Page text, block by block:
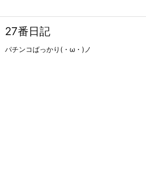
27番日記
パチンコばっかり(・ω・)ノ